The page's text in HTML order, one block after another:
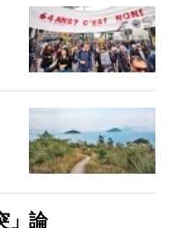
」論